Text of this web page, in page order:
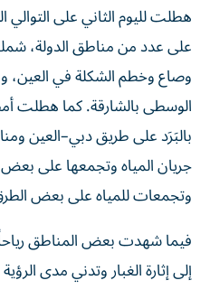
هطلت لليوم الثاني على
على عدد من مناطق الدولة،
وصاع وخطم الشكلة في العين،
الوسطى بالشارقة. كما هطلت
بالبَرَد على طريق دبي–العين
جريان المياه وتجمعها على
وتجمعات للمياه على بعض
فيما شهدت بعض المناطق
إلى إثارة الغبار وتدني مدى